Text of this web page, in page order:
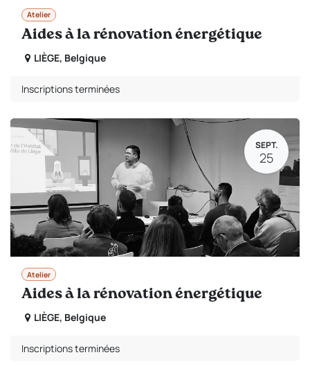
Atelier
Aides à la rénovation énergétique
LIÈGE, Belgique
Inscriptions terminées
SEPT.
25
Atelier
Aides à la rénovation énergétique
LIÈGE, Belgique
Inscriptions terminées